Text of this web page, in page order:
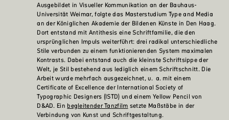
Ausgebildet in Visueller Kommunikation an der Bauhaus-
Universität Weimar, folgte das Masterstudium Type and Media
an der Königlichen Akademie der Bildenen Künste in Den Haag.
Dort entstand mit Antithesis eine Schriftfamilie, die den
ursprünglichen Impuls weiterführt: drei radikal unterschiedliche
Stile verbunden zu einem funktionierenden System maximalen
Kontrasts. Dabei entstand auch die kleinste Schriftsippe der
Welt, je Stil bestehend aus lediglich einem Schriftschnitt. Die
Arbeit wurde mehrfach ausgezeichnet, u. a. mit einem
Certificate of Excellence der International Society of
Typographic Designers (ISTD) und einem Yellow Pencil von
D&AD. Ein begleitender Tanzfilm setzte Maßstäbe in der
Verbindung von Kunst und Schriftgestaltung.